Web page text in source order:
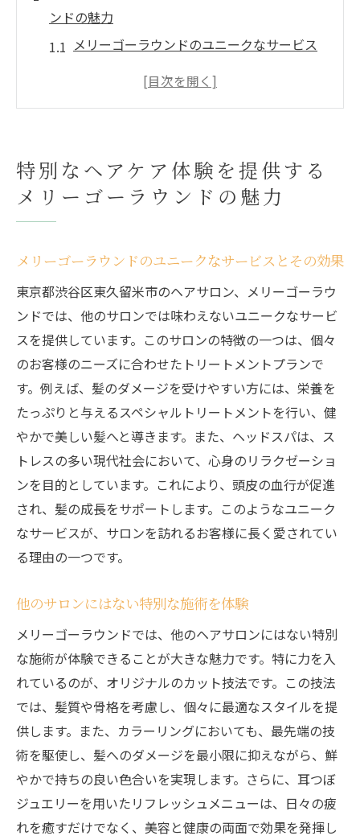
ンドの魅力
メリーゴーラウンドのユニークなサービス
他のサロンにはない特別な施術を体験
最新トレンドを取り入れた施術で魅力を引
き出す
メソッド
渋谷区東久留米市でのリラックス空間メリーゴ
ーラウンド
都会の喧騒を忘れさせる静かなリトリート
心地よい音楽と香りが包む至福のひととき
リラックス空間で心も体もリフレッシュ
自然光を活かした明るいサロンインテリア
ストレスフリーな環境でのリラクゼーショ
ン体験
訪れるだけで癒されるサロンの心地よさ
あなたの髪質に合わせた施術を提供するヘアサ
ロン
様々な髪質に対応したメニューの豊富さ
専門知識を活かした最適なヘアケアアドバ
イス
個別の髪の悩みに応えるプロフェッショナ
ル対応
髪質に応じた最新技術の活用
健康的な髪を育むための長期的プランの提
案
特別なヘアケア体験を提供する
メリーゴーラウンドの魅力
メリーゴーラウンドのユニークなサービスとその効果
東京都渋谷区東久留米市のヘアサロン、メリーゴーラウ
ンドでは、他のサロンでは味わえないユニークなサービ
スを提供しています。このサロンの特徴の一つは、個々
のお客様のニーズに合わせたトリートメントプランで
す。例えば、髪のダメージを受けやすい方には、栄養を
たっぷりと与えるスペシャルトリートメントを行い、健
やかで美しい髪へと導きます。また、ヘッドスパは、ス
トレスの多い現代社会において、心身のリラクゼーショ
ンを目的としています。これにより、頭皮の血行が促進
され、髪の成長をサポートします。このようなユニーク
なサービスが、サロンを訪れるお客様に長く愛されてい
る理由の一つです。
他のサロンにはない特別な施術を体験
メリーゴーラウンドでは、他のヘアサロンにはない特別
な施術が体験できることが大きな魅力です。特に力を入
れているのが、オリジナルのカット技法です。この技法
では、髪質や骨格を考慮し、個々に最適なスタイルを提
供します。また、カラーリングにおいても、最先端の技
術を駆使し、髪へのダメージを最小限に抑えながら、鮮
やかで持ちの良い色合いを実現します。さらに、耳つぼ
ジュエリーを用いたリフレッシュメニューは、日々の疲
れを癒すだけでなく、美容と健康の両面で効果を発揮し